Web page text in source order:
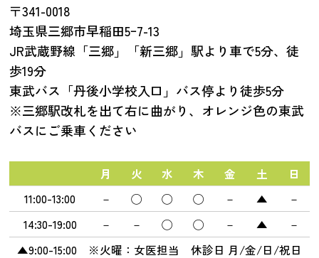
〒341-0018
埼玉県三郷市早稲田5ｰ7-13
JR武蔵野線「三郷」「新三郷」駅より車で5分、徒
歩19分
東武バス「丹後小学校入口」バス停より徒歩5分
※三郷駅改札を出て右に曲がり、オレンジ色の東武
バスにご乗車ください
月 火 水 木 金 土
日
11:00-13:00
－ ◯ ◯ ◯ － ▲
－
14:30-19:00
－ － ◯ ◯ － ▲
－
▲9:00-15:00 ※火曜：女医担当 休診日 月/金/日/祝日